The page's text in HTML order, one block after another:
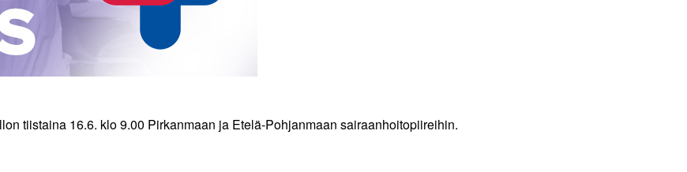
tiistaina 16.6. klo 9.00 Pirkanmaan ja Etelä-Pohjanmaan sairaanhoitopiireihin.